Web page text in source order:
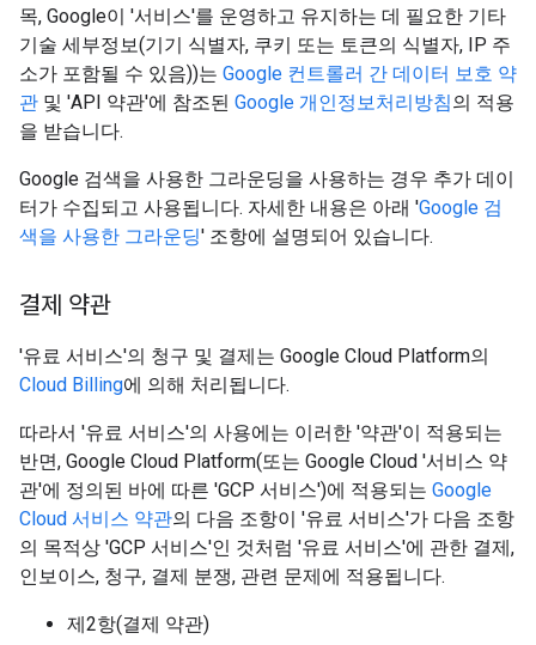
목, Google이 '서비스'를 운영하고 유지하는 데 필요한 기타
기술 세부정보(기기 식별자, 쿠키 또는 토큰의 식별자, IP 주
소가 포함될 수 있음))는 Google 컨트롤러 간 데이터 보호 약
관 및 'API 약관'에 참조된 Google 개인정보처리방침의 적용
을 받습니다.
Google 검색을 사용한 그라운딩을 사용하는 경우 추가 데이
터가 수집되고 사용됩니다. 자세한 내용은 아래 'Google 검
색을 사용한 그라운딩' 조항에 설명되어 있습니다.
결제 약관
'유료 서비스'의 청구 및 결제는 Google Cloud Platform의
Cloud Billing에 의해 처리됩니다.
따라서 '유료 서비스'의 사용에는 이러한 '약관'이 적용되는
반면, Google Cloud Platform(또는 Google Cloud '서비스 약
관'에 정의된 바에 따른 'GCP 서비스')에 적용되는 Google
Cloud 서비스 약관의 다음 조항이 '유료 서비스'가 다음 조항
의 목적상 'GCP 서비스'인 것처럼 '유료 서비스'에 관한 결제,
인보이스, 청구, 결제 분쟁, 관련 문제에 적용됩니다.
제2항(결제 약관)